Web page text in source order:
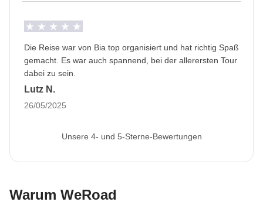
Die Reise war von Bia top organisiert und hat richtig Spaß
gemacht. Es war auch spannend, bei der allerersten Tour
dabei zu sein.
Lutz N.
26/05/2025
Unsere 4- und 5-Sterne-Bewertungen
Warum WeRoad